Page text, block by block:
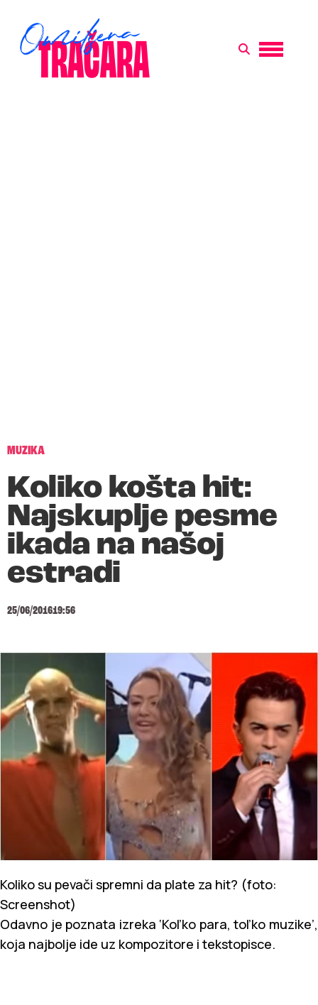
MUZIKA
Koliko košta hit:
Najskuplje pesme
ikada na našoj
estradi
25/06/201619:56
Koliko su pevači spremni da plate za hit? (foto:
Screenshot)
Odavno je poznata izreka ‘Kol’ko para, tol’ko muzike’,
koja najbolje ide uz kompozitore i tekstopisce.